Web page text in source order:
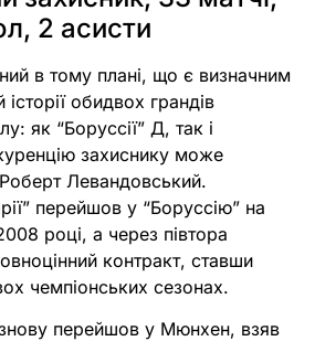
2 асисти
в тому плані, що є визначним
історії обидвох грандів
як “Боруссії” Д, так і
захиснику може
Левандовський.
перейшов у “Боруссію” на
році, а через півтора
контракт, ставши
чемпіонських сезонах.
перейшов у Мюнхен, взяв